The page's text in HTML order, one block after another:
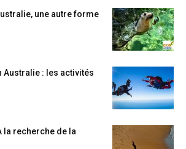
une autre forme
Australie : les activités
la recherche de la